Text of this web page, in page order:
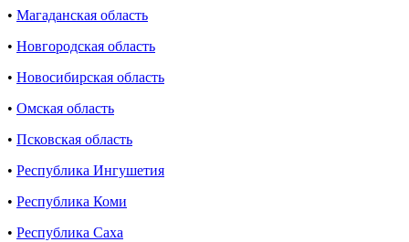
• Магаданская область
• Новгородская область
• Новосибирская область
• Омская область
• Псковская область
• Республика Ингушетия
• Республика Коми
• Республика Саха